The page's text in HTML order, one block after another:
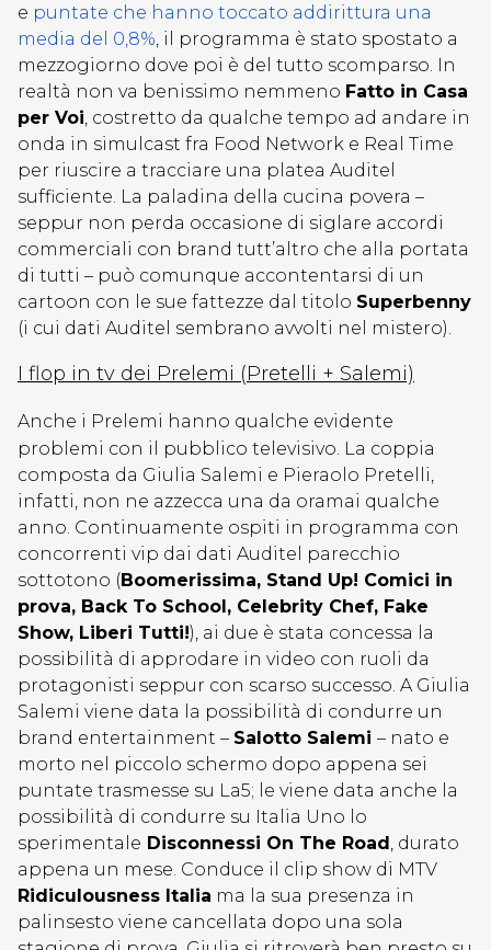
e puntate che hanno toccato addirittura una
media del 0,8%, il programma è stato spostato a
mezzogiorno dove poi è del tutto scomparso. In
realtà non va benissimo nemmeno Fatto in Casa
per Voi, costretto da qualche tempo ad andare in
onda in simulcast fra Food Network e Real Time
per riuscire a tracciare una platea Auditel
sufficiente. La paladina della cucina povera –
seppur non perda occasione di siglare accordi
commerciali con brand tutt’altro che alla portata
di tutti – può comunque accontentarsi di un
cartoon con le sue fattezze dal titolo Superbenny
(i cui dati Auditel sembrano avvolti nel mistero).
I flop in tv dei Prelemi (Pretelli + Salemi)
Anche i Prelemi hanno qualche evidente
problemi con il pubblico televisivo. La coppia
composta da Giulia Salemi e Pieraolo Pretelli,
infatti, non ne azzecca una da oramai qualche
anno. Continuamente ospiti in programma con
concorrenti vip dai dati Auditel parecchio
sottotono (Boomerissima, Stand Up! Comici in
prova, Back To School, Celebrity Chef, Fake
Show, Liberi Tutti!), ai due è stata concessa la
possibilità di approdare in video con ruoli da
protagonisti seppur con scarso successo. A Giulia
Salemi viene data la possibilità di condurre un
brand entertainment – Salotto Salemi – nato e
morto nel piccolo schermo dopo appena sei
puntate trasmesse su La5; le viene data anche la
possibilità di condurre su Italia Uno lo
sperimentale Disconnessi On The Road, durato
appena un mese. Conduce il clip show di MTV
Ridiculousness Italia ma la sua presenza in
palinsesto viene cancellata dopo una sola